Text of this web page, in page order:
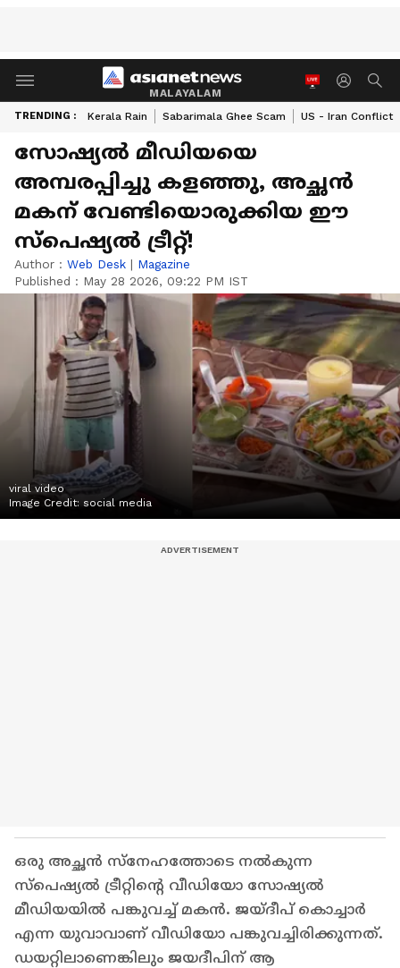
MALAYALAM
TRENDING : Kerala Rain Sabarimala Ghee Scam US - Iran Conflict
സോഷ്യൽ മീഡിയയെ
അമ്പരപ്പിച്ചു കളഞ്ഞു, അച്ഛൻ
മകന് വേണ്ടിയൊരുക്കിയ ഈ
സ്പെഷ്യൽ ട്രീറ്റ്!
Author : Web Desk | Magazine
Published : May 28 2026, 09:22 PM IST
viral video
Image Credit: social media
ഒരു അച്ഛൻ സ്നേഹത്തോടെ നൽകുന്ന
സ്പെഷ്യൽ ട്രീറ്റിന്റെ വീഡിയോ സോഷ്യൽ
മീഡിയയിൽ പങ്കുവച്ച് മകന്‍. ജയ്ദീപ് കൊച്ചാർ
എന്ന യുവാവാണ് വീഡിയോ പങ്കുവച്ചിരിക്കുന്നത്.
ഡയറ്റിലാണെങ്കിലും ജയദീപിന് ആ